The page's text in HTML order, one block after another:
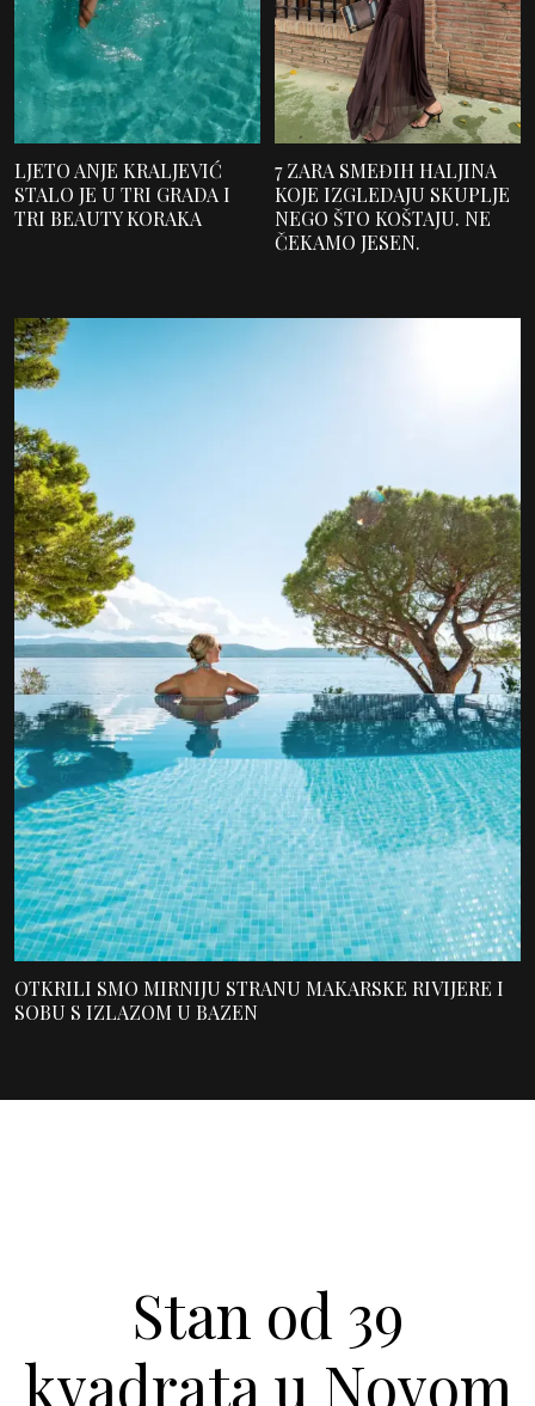
LJETO ANJE KRALJEVIĆ
STALO JE U TRI GRADA I
TRI BEAUTY KORAKA
7 ZARA SMEĐIH HALJINA
KOJE IZGLEDAJU SKUPLJE
NEGO ŠTO KOŠTAJU. NE
ČEKAMO JESEN.
OTKRILI SMO MIRNIJU STRANU MAKARSKE RIVIJERE I
SOBU S IZLAZOM U BAZEN
Stan od 39
kvadrata u Novom